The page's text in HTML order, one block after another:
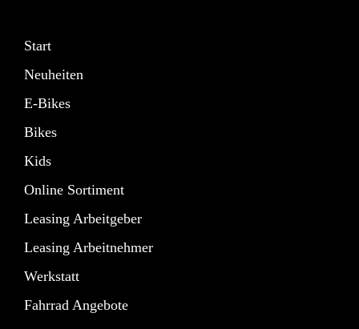
Start
Neuheiten
E-Bikes
Bikes
Kids
Online Sortiment
Leasing Arbeitgeber
Leasing Arbeitnehmer
Werkstatt
Fahrrad Angebote